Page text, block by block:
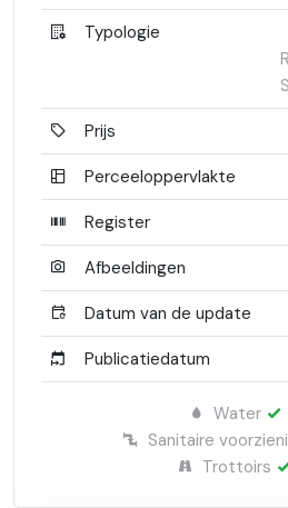
Typologie
Prijs
Perceeloppervlakte
Register
Afbeeldingen
Datum van de update
Publicatiedatum
Water
Sanitaire
Trottoirs